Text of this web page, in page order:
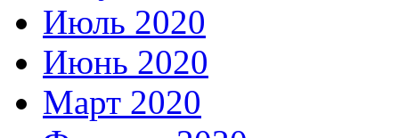
Июль 2020
Июнь 2020
Март 2020